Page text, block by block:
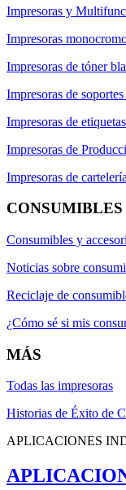
Impresoras y
Impresoras
Impresoras de tóner
Impresoras de
Impresoras de etiquetas
Impresoras de
Impresoras de cartelería
CONSUMIBLES
Consumibles y
Noticias sobre
Reciclaje de
¿Cómo sé si mis
MÁS
Todas las impresoras
Historias de Éxito de
APLICACIONES